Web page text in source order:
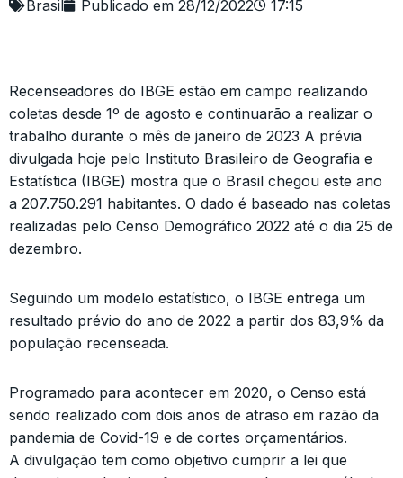
Brasil Publicado em 28/12/2022 17:15
Recenseadores do IBGE estão em campo realizando
coletas desde 1º de agosto e continuarão a realizar o
trabalho durante o mês de janeiro de 2023 A prévia
divulgada hoje pelo Instituto Brasileiro de Geografia e
Estatística (IBGE) mostra que o Brasil chegou este ano
a 207.750.291 habitantes. O dado é baseado nas coletas
realizadas pelo Censo Demográfico 2022 até o dia 25 de
dezembro.
Seguindo um modelo estatístico, o IBGE entrega um
resultado prévio do ano de 2022 a partir dos 83,9% da
população recenseada.
Programado para acontecer em 2020, o Censo está
sendo realizado com dois anos de atraso em razão da
pandemia de Covid-19 e de cortes orçamentários.
A divulgação tem como objetivo cumprir a lei que